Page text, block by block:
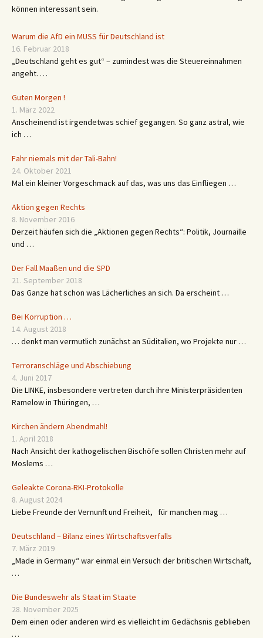
können interessant sein.
Warum die AfD ein MUSS für Deutschland ist
16. Februar 2018
„Deutschland geht es gut“ – zumindest was die Steuereinnahmen
angeht. …
Guten Morgen !
1. März 2022
Anscheinend ist irgendetwas schief gegangen. So ganz astral, wie
ich …
Fahr niemals mit der Tali-Bahn!
24. Oktober 2021
Mal ein kleiner Vorgeschmack auf das, was uns das Einfliegen …
Aktion gegen Rechts
8. November 2016
Derzeit häufen sich die „Aktionen gegen Rechts“: Politik, Journaille
und …
Der Fall Maaßen und die SPD
21. September 2018
Das Ganze hat schon was Lächerliches an sich. Da erscheint …
Bei Korruption …
14. August 2018
… denkt man vermutlich zunächst an Süditalien, wo Projekte nur …
Terroranschläge und Abschiebung
4. Juni 2017
Die LINKE, insbesondere vertreten durch ihre Ministerpräsidenten
Ramelow in Thüringen, …
Kirchen ändern Abendmahl!
1. April 2018
Nach Ansicht der kathogelischen Bischöfe sollen Christen mehr auf
Moslems …
Geleakte Corona-RKI-Protokolle
8. August 2024
Liebe Freunde der Vernunft und Freiheit, für manchen mag …
Deutschland – Bilanz eines Wirtschaftsverfalls
7. März 2019
„Made in Germany“ war einmal ein Versuch der britischen Wirtschaft,
…
Die Bundeswehr als Staat im Staate
28. November 2025
Dem einen oder anderen wird es vielleicht im Gedächsnis geblieben
…